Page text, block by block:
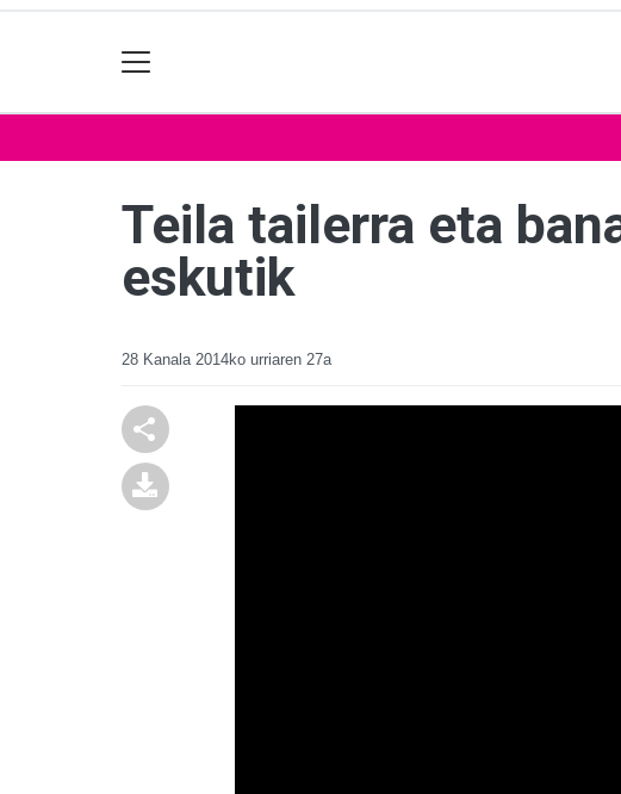
Teila tailerra eta
eskutik
28 Kanala 2014ko urriaren 27a